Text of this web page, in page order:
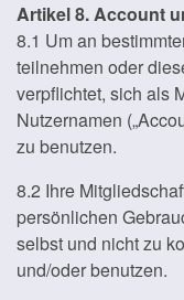
Artikel 8. Account
8.1 Um an
teilnehmen oder
verpflichtet, sich als
Nutzernamen
zu benutzen.
8.2 Ihre
persönlichen
selbst und nicht zu
und/oder benutzen.